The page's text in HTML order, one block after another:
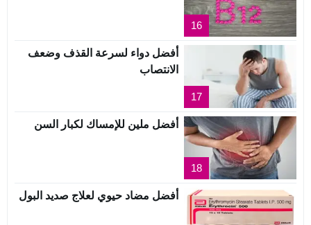
16
17
أفضل دواء لسرعة القذف وضعف
الانتصاب
18
أفضل ملين للإمساك لكبار السن
أفضل مضاد حيوي لعلاج صديد البول